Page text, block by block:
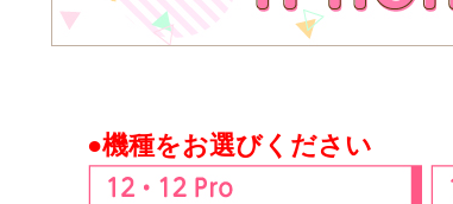
●機種をお選びください